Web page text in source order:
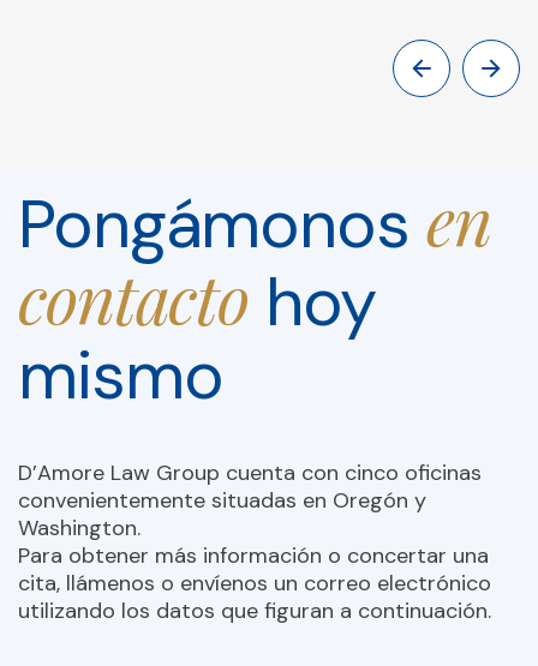
Pongámonos en
contacto hoy
mismo
D’Amore Law Group cuenta con cinco oficinas
convenientemente situadas en Oregón y
Washington.
Para obtener más información o concertar una
cita, llámenos o envíenos un correo electrónico
utilizando los datos que figuran a continuación.